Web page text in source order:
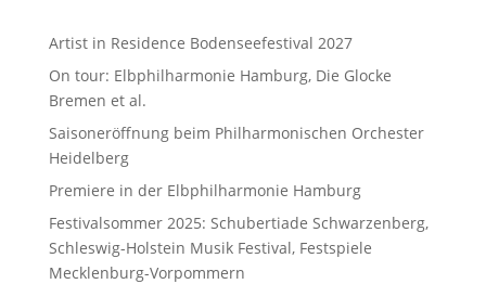
Artist in Residence Bodenseefestival 2027
On tour: Elbphilharmonie Hamburg, Die Glocke
Bremen et al.
Saisoneröffnung beim Philharmonischen Orchester
Heidelberg
Premiere in der Elbphilharmonie Hamburg
Festivalsommer 2025: Schubertiade Schwarzenberg,
Schleswig-Holstein Musik Festival, Festspiele
Mecklenburg-Vorpommern